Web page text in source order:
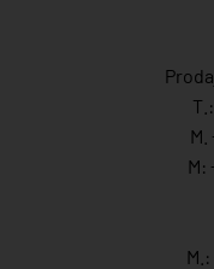
T.:
M.
M:
M.: